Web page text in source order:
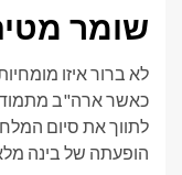
שומר
לא ברור איזו
כאשר ארה"ב
לתווך את סיום
הופעתה של בינה